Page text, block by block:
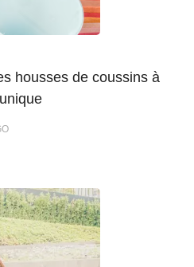
housses de coussins à